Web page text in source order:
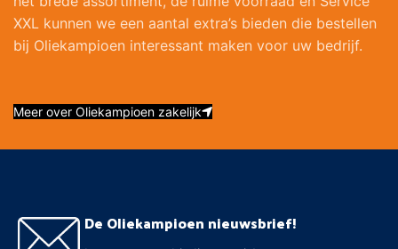
XXL kunnen we een aantal extra’s bieden die bestellen
bij Oliekampioen interessant maken voor uw bedrijf.
Meer over Oliekampioen zakelijk
De Oliekampioen nieuwsbrief!